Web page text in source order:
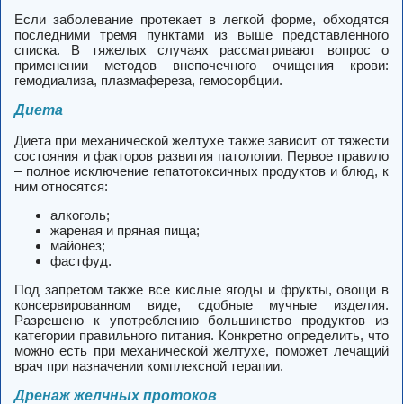
Если заболевание протекает в легкой форме, обходятся
последними тремя пунктами из выше представленного
списка. В тяжелых случаях рассматривают вопрос о
применении методов внепочечного очищения крови:
гемодиализа, плазмафереза, гемосорбции.
Диета
Диета при механической желтухе также зависит от тяжести
состояния и факторов развития патологии. Первое правило
– полное исключение гепатотоксичных продуктов и блюд, к
ним относятся:
алкоголь;
жареная и пряная пища;
майонез;
фастфуд.
Под запретом также все кислые ягоды и фрукты, овощи в
консервированном виде, сдобные мучные изделия.
Разрешено к употреблению большинство продуктов из
категории правильного питания. Конкретно определить, что
можно есть при механической желтухе, поможет лечащий
врач при назначении комплексной терапии.
Дренаж желчных протоков